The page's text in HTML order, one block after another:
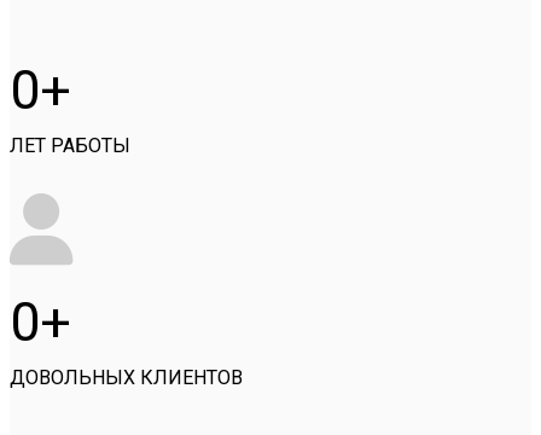
0
ЛЕТ РАБОТЫ
0
ДОВОЛЬНЫХ КЛИЕНТОВ